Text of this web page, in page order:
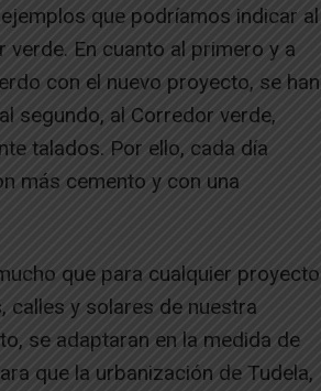
que podríamos indicar al
En cuanto al primero y a
con el nuevo proyecto, se han
segundo, al Corredor verde,
talados. Por ello, cada día
más cemento y con una
que para cualquier proyecto
calles y solares de nuestra
se adaptaran en la medida de
que la urbanización de Tudela,